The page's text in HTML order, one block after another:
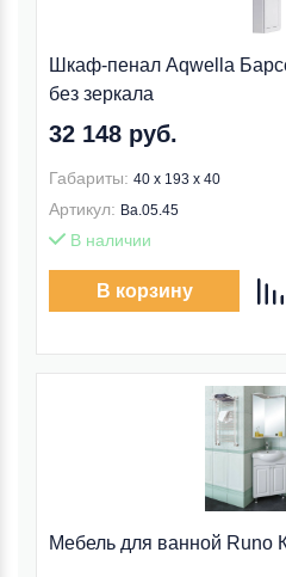
Шкаф-пенал Aqwella
без зеркала
32 148 руб.
Габариты: 40 x 193 x 40
Артикул: Ba.05.45
В наличии
В корзину
Мебель для ванной Runo